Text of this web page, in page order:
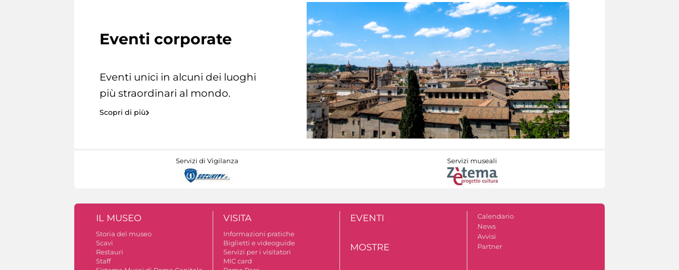
Eventi corporate
Eventi unici in alcuni dei luoghi
più straordinari al mondo.
Scopri di più
Servizi di Vigilanza Servizi museali
IL MUSEO
Storia del museo
Scavi
Restauri
Staff
VISITA
Informazioni pratiche
Biglietti e videoguide
Servizi per i visitatori
MIC card
EVENTI
MOSTRE
Calendario
News
Avvisi
Partner